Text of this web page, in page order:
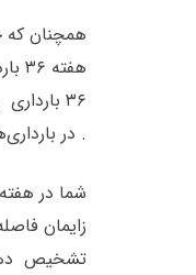
همچنان که
۳۶
. در
زایمان
تشخیص